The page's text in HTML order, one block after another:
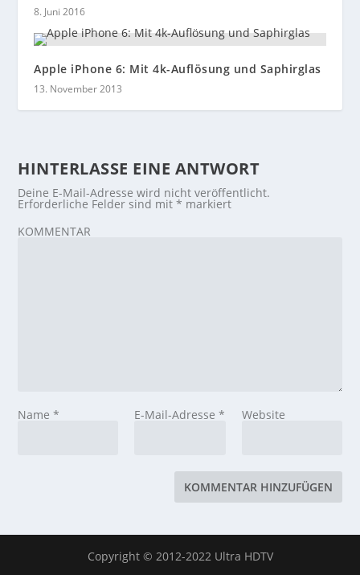
8. Juni 2016
Apple iPhone 6: Mit 4k-Auflösung und Saphirglas
13. November 2013
HINTERLASSE EINE ANTWORT
Deine E-Mail-Adresse wird nicht veröffentlicht.
Erforderliche Felder sind mit* markiert
KOMMENTAR
Name* E-Mail-Adresse * Website
Copyright © 2012-2022 Ultra HDTV